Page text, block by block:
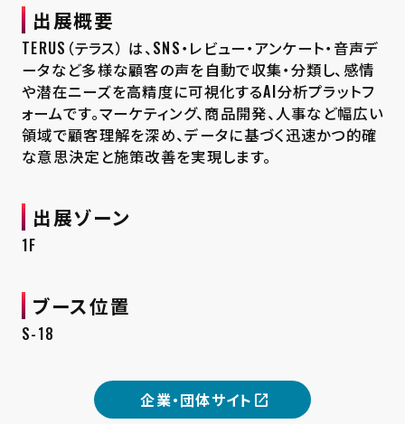
出展概要
TERUS（テラス） は、SNS・レビュー・アンケート・音声デ
ータなど多様な顧客の声を自動で収集・分類し、感情
や潜在ニーズを高精度に可視化するAI分析プラットフ
ォームです。マーケティング、商品開発、人事など幅広い
領域で顧客理解を深め、データに基づく迅速かつ的確
な意思決定と施策改善を実現します。
出展ゾーン
1F
ブース位置
S-18
企業・団体サイト